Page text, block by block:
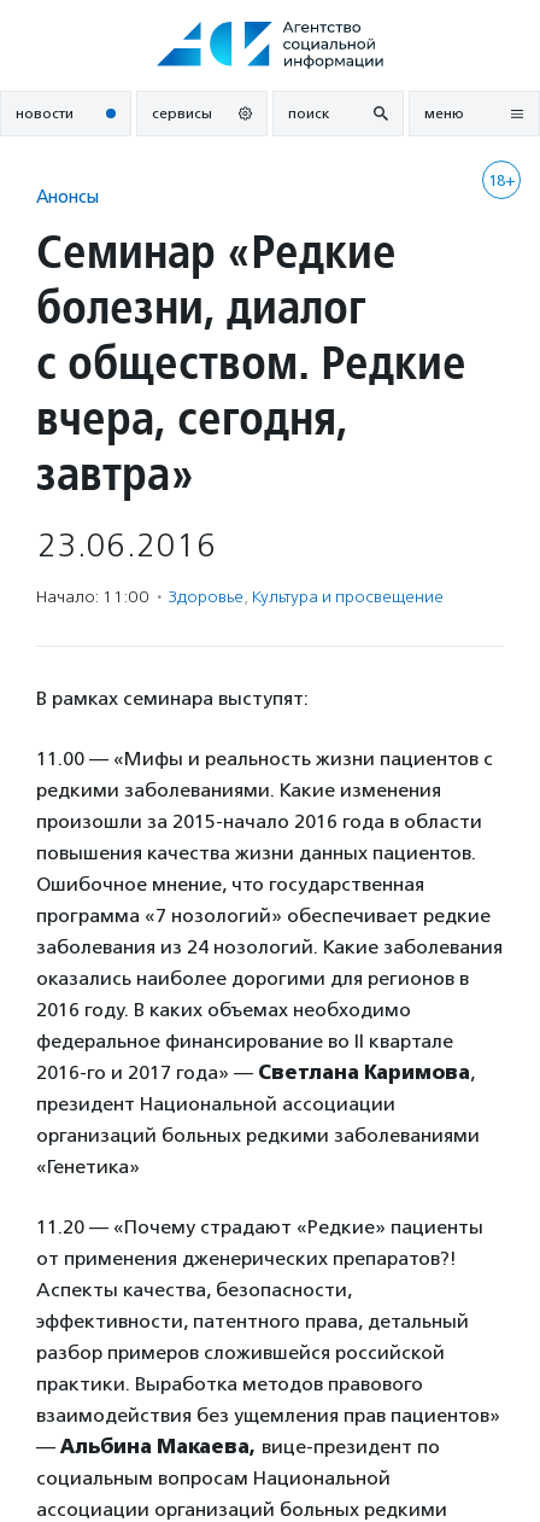
новости сервисы поиск меню
18+
Анонсы
Семинар «Редкие
болезни, диалог
с обществом. Редкие
вчера, сегодня,
завтра»
23.06.2016
Начало: 11:00 · Здоровье, Культура и просвещение
В рамках семинара выступят:
11.00 — «Мифы и реальность жизни пациентов с
редкими заболеваниями. Какие изменения
произошли за 2015-начало 2016 года в области
повышения качества жизни данных пациентов.
Ошибочное мнение, что государственная
программа «7 нозологий» обеспечивает редкие
заболевания из 24 нозологий. Какие заболевания
оказались наиболее дорогими для регионов в
2016 году. В каких объемах необходимо
федеральное финансирование во II квартале
2016-го и 2017 года» — Светлана Каримова,
президент Национальной ассоциации
организаций больных редкими заболеваниями
«Генетика»
11.20 — «Почему страдают «Редкие» пациенты
от применения дженерических препаратов?!
Аспекты качества, безопасности,
эффективности, патентного права, детальный
разбор примеров сложившейся российской
практики. Выработка методов правового
взаимодействия без ущемления прав пациентов»
— Альбина Макаева, вице-президент по
социальным вопросам Национальной
ассоциации организаций больных редкими